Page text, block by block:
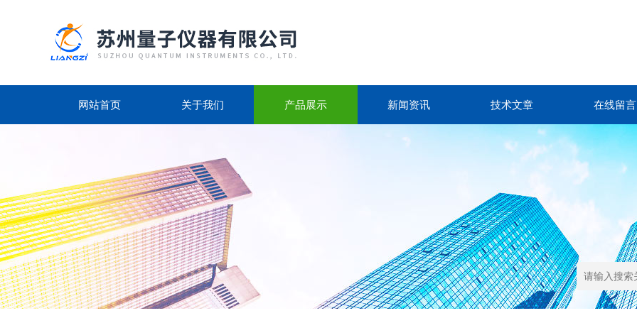
网站首页 关于我们 产品展示 新闻资讯 技术文章 在线留言